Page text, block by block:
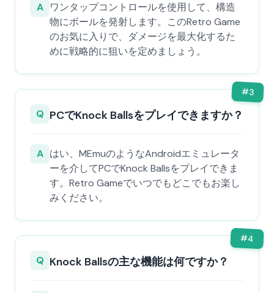
A ワンタップコントロールを使用して、構造
物にボールを発射します。このRetro Game
のお気に入りで、ダメージを最大化するた
めに戦略的に狙いを定めましょう。
#3
Q PCでKnock Ballsをプレイできますか？
A はい、MEmuのようなAndroidエミュレータ
ーを介してPCでKnock Ballsをプレイできま
す。Retro Gameでいつでもどこでもお楽し
みください。
#4
Q Knock Ballsの主な機能は何ですか？